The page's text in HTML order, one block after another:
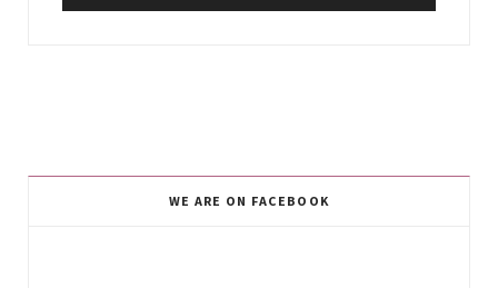
WE ARE ON FACEBOOK